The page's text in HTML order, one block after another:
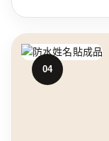
04